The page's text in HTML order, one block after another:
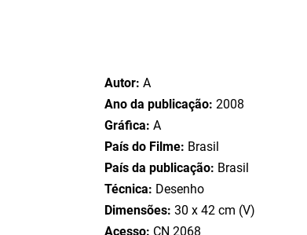
Autor:A
Ano da publicação:2008
Gráfica:A
País do Filme: Brasil
País da publicação: Brasil
Técnica: Desenho
Dimensões:30 x 42 cm (V)
Acesso: CN 2068